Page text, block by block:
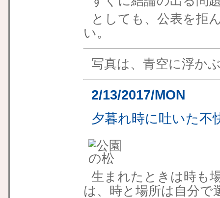
としても、公表を拒
い。
写真は、青空に浮か
2/13/2017/MON
夕暮れ時に吐いた不
生まれたときは時も
は、時と場所は自分で